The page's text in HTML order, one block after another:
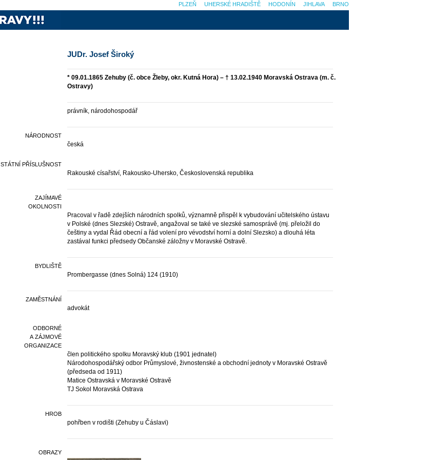
JUDr. Josef Široký
* 09.01.1865 Zehuby (č. obce Žleby, okr. Kutná Hora) – † 13.02.1940 Moravská Ostrava (m. č.
Ostravy)
právník, národohospodář
NÁRODNOST
česká
STÁTNÍ PŘÍSLUŠNOST
Rakouské císařství, Rakousko-Uhersko, Československá republika
ZAJÍMAVÉ
OKOLNOSTI
Pracoval v řadě zdejších národních spolků, významně přispěl k vybudování učitelského ústavu
v Polské (dnes Slezské) Ostravě, angažoval se také ve slezské samosprávě (mj. přeložil do
češtiny a vydal Řád obecní a řád volení pro vévodství horní a dolní Slezsko) a dlouhá léta
zastával funkci předsedy Občanské záložny v Moravské Ostravě.
BYDLIŠTĚ
Prombergasse (dnes Solná) 124 (1910)
ZAMĚSTNÁNÍ
advokát
ODBORNÉ
A ZÁJMOVÉ
ORGANIZACE
člen politického spolku Moravský klub (1901 jednatel)
Národohospodářský odbor Průmyslové, živnostenské a obchodní jednoty v Moravské Ostravě
(předseda od 1911)
Matice Ostravská v Moravské Ostravě
TJ Sokol Moravská Ostrava
HROB
pohřben v rodišti (Zehuby u Čáslavi)
OBRAZY
BRNO
JIHLAVA
HODONÍN
UHERSKÉ HRADIŠTĚ
PLZEŇ